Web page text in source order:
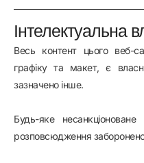
Інтелектуальна
Весь контент цього веб-
графіку та макет, є
зазначено інше.
Будь-яке
розповсюдження